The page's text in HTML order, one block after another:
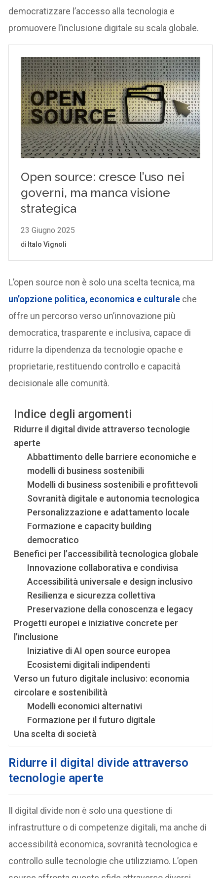
democratizzare l’accesso alla tecnologia e
promuovere l’inclusione digitale su scala globale.
L’open source non è solo una scelta tecnica, ma
un’opzione politica, economica e culturale che
offre un percorso verso un’innovazione più
democratica, trasparente e inclusiva, capace di
ridurre la dipendenza da tecnologie opache e
proprietarie, restituendo controllo e capacità
decisionale alle comunità.
Indice degli argomenti
Ridurre il digital divide attraverso tecnologie
aperte
Abbattimento delle barriere economiche e
modelli di business sostenibili
Modelli di business sostenibili e profittevoli
Sovranità digitale e autonomia tecnologica
Personalizzazione e adattamento locale
Formazione e capacity building
democratico
Benefici per l’accessibilità tecnologica globale
Innovazione collaborativa e condivisa
Accessibilità universale e design inclusivo
Resilienza e sicurezza collettiva
Preservazione della conoscenza e legacy
Progetti europei e iniziative concrete per
l’inclusione
Iniziative di AI open source europea
Ecosistemi digitali indipendenti
Verso un futuro digitale inclusivo: economia
circolare e sostenibilità
Modelli economici alternativi
Formazione per il futuro digitale
Una scelta di società
Ridurre il digital divide attraverso
tecnologie aperte
Il digital divide non è solo una questione di
infrastrutture o di competenze digitali, ma anche di
accessibilità economica, sovranità tecnologica e
controllo sulle tecnologie che utilizziamo. L’open